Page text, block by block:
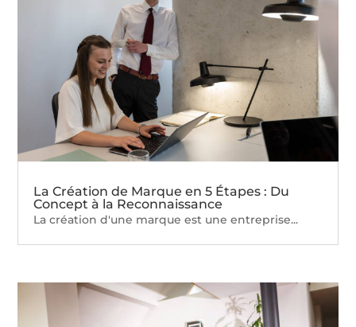
La Création de Marque en 5 Étapes : Du
Concept à la Reconnaissance
La création d'une marque est une entreprise...